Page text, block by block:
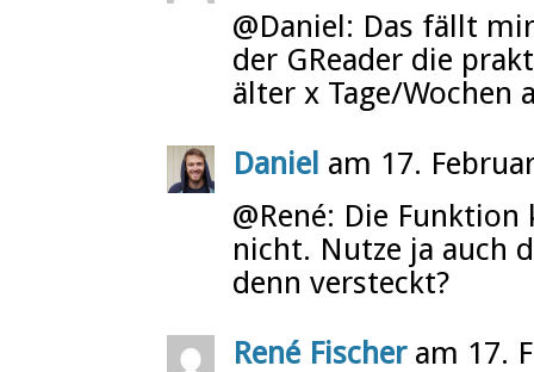
@Daniel: Das fällt
der GReader die
älter x Tage/Wochen
Daniel am 17.
@René: Die
nicht. Nutze ja auch
denn versteckt?
René Fischeram 17.